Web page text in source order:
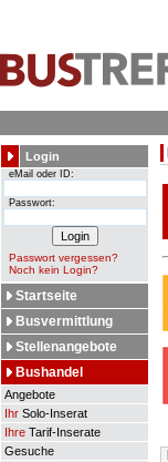
Login
eMail oder ID:
Passwort:
Passwort vergessen?
Noch kein Login?
Startseite
Busvermittlung
Stellenangebote
Bushandel
Angebote
Ihr Solo-Inserat
Ihre Tarif-Inserate
Gesuche